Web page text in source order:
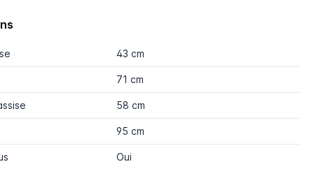
43 cm
71 cm
58 cm
95 cm
Oui